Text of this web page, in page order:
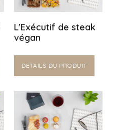
L'Exécutif de steak
végan
DÉTAILS DU PRODUIT